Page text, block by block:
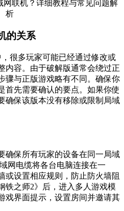
的关系
很多玩家可能已经通过修改或
内容。由于破解版通常会绕过正
骤与正版游戏略有不同。确保你
首先需要确认的要点。如果你使
确保该版本没有移除或限制局域
确保所有玩家的设备在同一局域
网电缆将各台电脑连接在一
或设置相应规则，防止防火墙阻
铁之师2》后，进入多人游戏模
戏界面提示，设置房间并邀请其